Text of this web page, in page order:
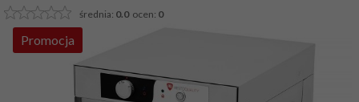
średnia: 0.0ocen: 0
Promocja